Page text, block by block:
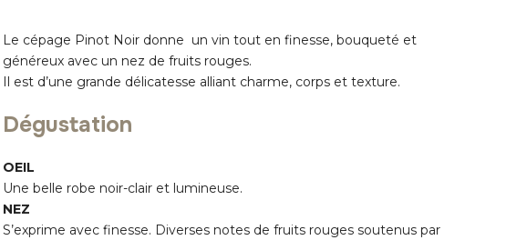
Le cépage Pinot Noir donne un vin tout en finesse, bouqueté et
généreux avec un nez de fruits rouges.
Il est d’une grande délicatesse alliant charme, corps et texture.
Dégustation
OEIL
Une belle robe noir-clair et lumineuse.
NEZ
S’exprime avec finesse. Diverses notes de fruits rouges soutenus par